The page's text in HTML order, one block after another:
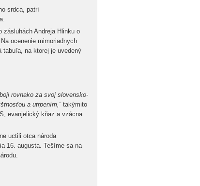
srdca, patrí
zásluhách Andreja Hlinku o
ocenenie mimoriadnych
tabuľa, na ktorej je uvedený
rovnako za svoj slovensko-
a utrpením,“takýmito
evanjelický kňaz a vzácna
uctili otca národa
16. augusta. Tešíme sa na